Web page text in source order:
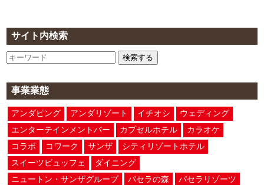
サイト内検索
検索する
事業業態
アンダピング アンダリゾート イチオシ
ウェディング
エンターテインメントバー
カプセルホテル
カラオケ
コラボ
コワーク サンザ
シティリゾートホテル
スイーツビュッフェ
ダイニング
ニュートン・サンザグループ
パセラの森
パセラリゾーツ